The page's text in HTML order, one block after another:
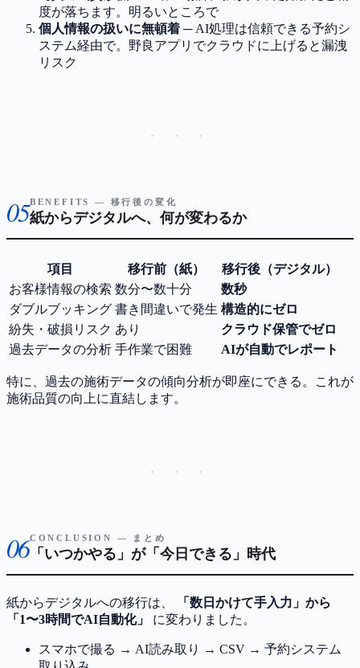
度が落ちます。明るいところで
個人情報の扱いに無頓着 ─ AI処理は信頼できる予約シ
ステム経由で。野良アプリでクラウドに上げると漏洩
リスク
· · ·
05BENEFITS — 移行後の変化
紙からデジタルへ、何が変わるか
項目 移行前（紙）
移行後（デジタル）
お客様情報の検索 数分〜数十分
数秒
ダブルブッキング 書き間違いで発生 構造的にゼロ
紛失・破損リスク あり
クラウド保管でゼロ
過去データの分析 手作業で困難 AIが自動でレポート
特に、過去の施術データの傾向分析が即座にできる。これが
施術品質の向上に直結します。
· · ·
06CONCLUSION — まとめ
「いつかやる」が「今日できる」時代
紙からデジタルへの移行は、
「数日かけて手入力」から
「1〜3時間でAI自動化」
に変わりました。
スマホで撮る → AI読み取り → CSV → 予約システム